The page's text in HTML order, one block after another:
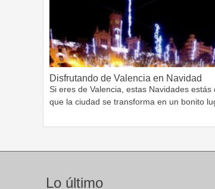
Disfrutando de Valencia en Navidad
Si eres de Valencia, estas Navidades estás
que la ciudad se transforma en un bonito
Lo último